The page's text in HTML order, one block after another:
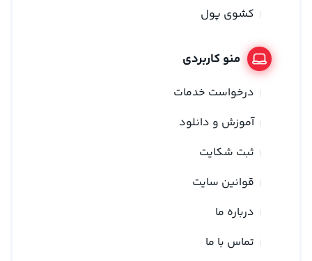
کشوی پول
منو کاربردی
درخواست خدمات
آموزش و دانلود
ثبت شکایت
قوانین سایت
درباره ما
تماس با ما